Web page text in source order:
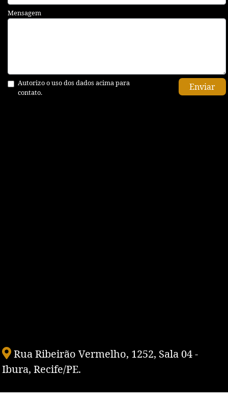
Mensagem
Autorizo o uso dos dados acima para
contato.
Enviar
Rua Ribeirão Vermelho, 1252, Sala 04 -
Ibura, Recife/PE.